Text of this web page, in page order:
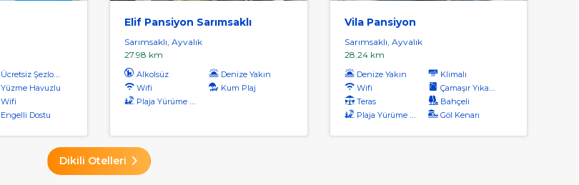
Ücretsiz Şezlong
Yüzme Havuzlu
Wifi
Engelli Dostu
Elif Pansiyon Sarımsaklı
Sarımsaklı, Ayvalık
27.98 km
Alkolsüz
Denize Yakın
Wifi
Kum Plaj
Plaja Yürüme Mesafesi
Vila Pansiyon
Sarımsaklı, Ayvalık
28.24 km
Denize Yakın
Klimalı
Wifi
Çamaşır Yıkama
Teras
Bahçeli
Plaja Yürüme Mesafesi
Göl Kenarı
Dikili Otelleri